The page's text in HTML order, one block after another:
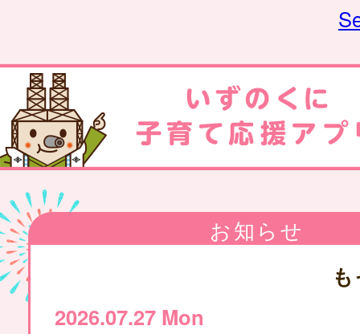
お知らせ
2026.07.27 Mon